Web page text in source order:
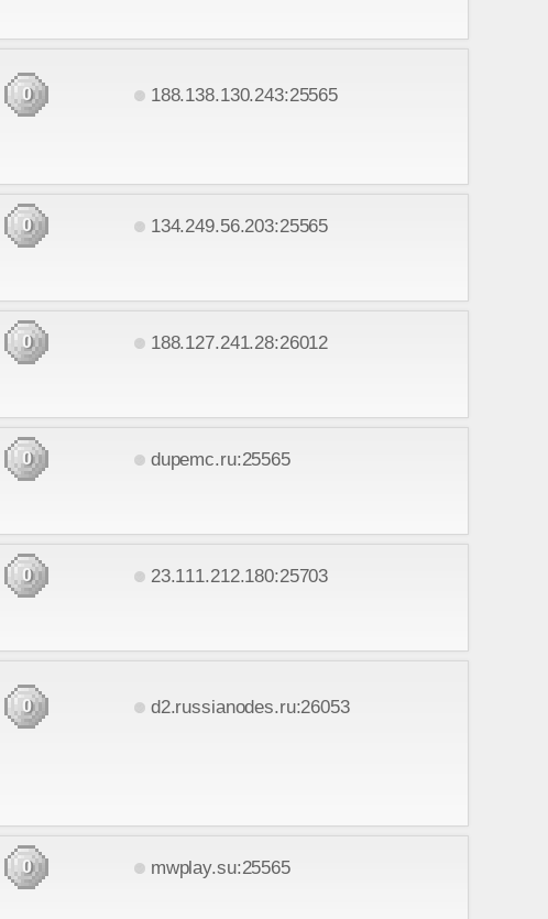
0 188.138.130.243:25565
0 134.249.56.203:25565
0 188.127.241.28:26012
0 dupemc.ru:25565
0 23.111.212.180:25703
0 d2.russianodes.ru:26053
0 mwplay.su:25565